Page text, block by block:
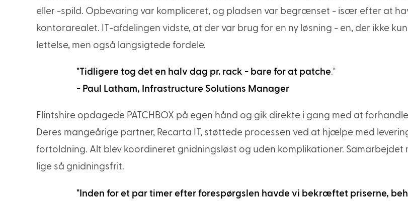
eller -spild. Opbevaring var kompliceret, og pladsen var begrænset - især efter at
kontorarealet. IT-afdelingen vidste, at der var brug for en ny løsning - en, der ikke
lettelse, men også langsigtede fordele.
"Tidligere tog det en halv dag pr. rack - bare for at patche."
- Paul Latham, Infrastructure Solutions Manager
Flintshire opdagede PATCHBOX på egen hånd og gik direkte i gang med at
Deres mangeårige partner, Recarta IT, støttede processen ved at hjælpe med
fortoldning. Alt blev koordineret gnidningsløst og uden komplikationer. Samarbejdet
lige så gnidningsfrit.
"Inden for et par timer efter forespørgslen havde vi bekræftet priserne,